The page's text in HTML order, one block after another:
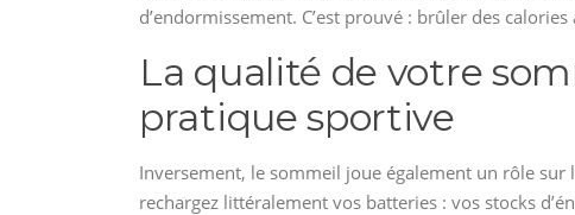
d’endormissement. C’est prouvé : brûler des
La qualité de votre
pratique sportive
Inversement, le sommeil joue également un rôle
rechargez littéralement vos batteries : vos stocks